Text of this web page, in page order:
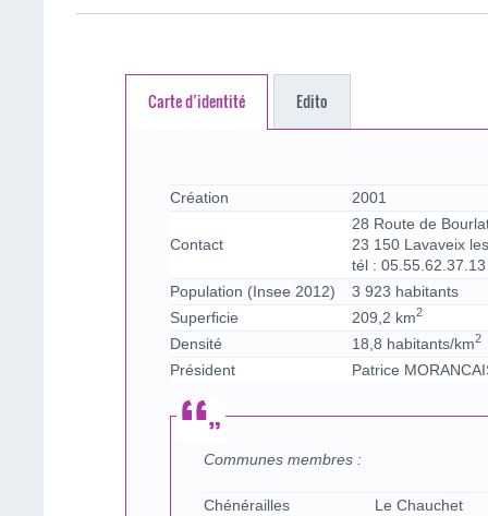
Carte d’identité Edito
Création 2001
Contact
28 Route de
23 150 Lavaveix
tél : 05.55.62.37.13
Population (Insee 2012)
3 923 habitants
Superficie
209,2 km2
Densité 18,8 habitants/km2
Président Patrice
Communes membres :
Chénérailles
Le Chauchet